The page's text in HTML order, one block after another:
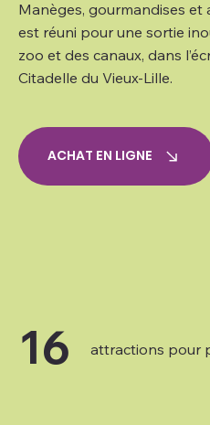
Manèges, gourmandises et
est réuni pour une sortie
zoo et des canaux, dans
Citadelle du Vieux-Lille.
ACHAT EN LIGNE
16 attractions pour